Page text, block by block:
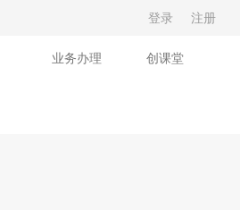
登录 注册
业务办理 创课堂